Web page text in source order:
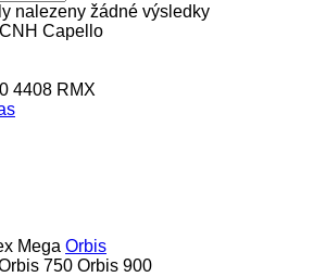
nalezeny žádné výsledky
CNH Capello
4408 RMX
Mega Orbis
750 Orbis 900